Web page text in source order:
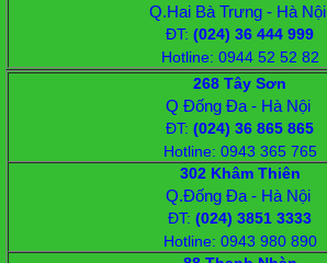
Q.Hai Bà Trưng - Hà Nội
ĐT:(024) 36 444 999
Hotline: 0944 52 52 82
268 Tây Sơn
Q Đống Đa - Hà Nội
ĐT:(024) 36 865 865
Hotline: 0943 365 765
302 Khâm Thiên
Q.Đống Đa - Hà Nội
ĐT:(024) 3851 3333
Hotline: 0943 980 890